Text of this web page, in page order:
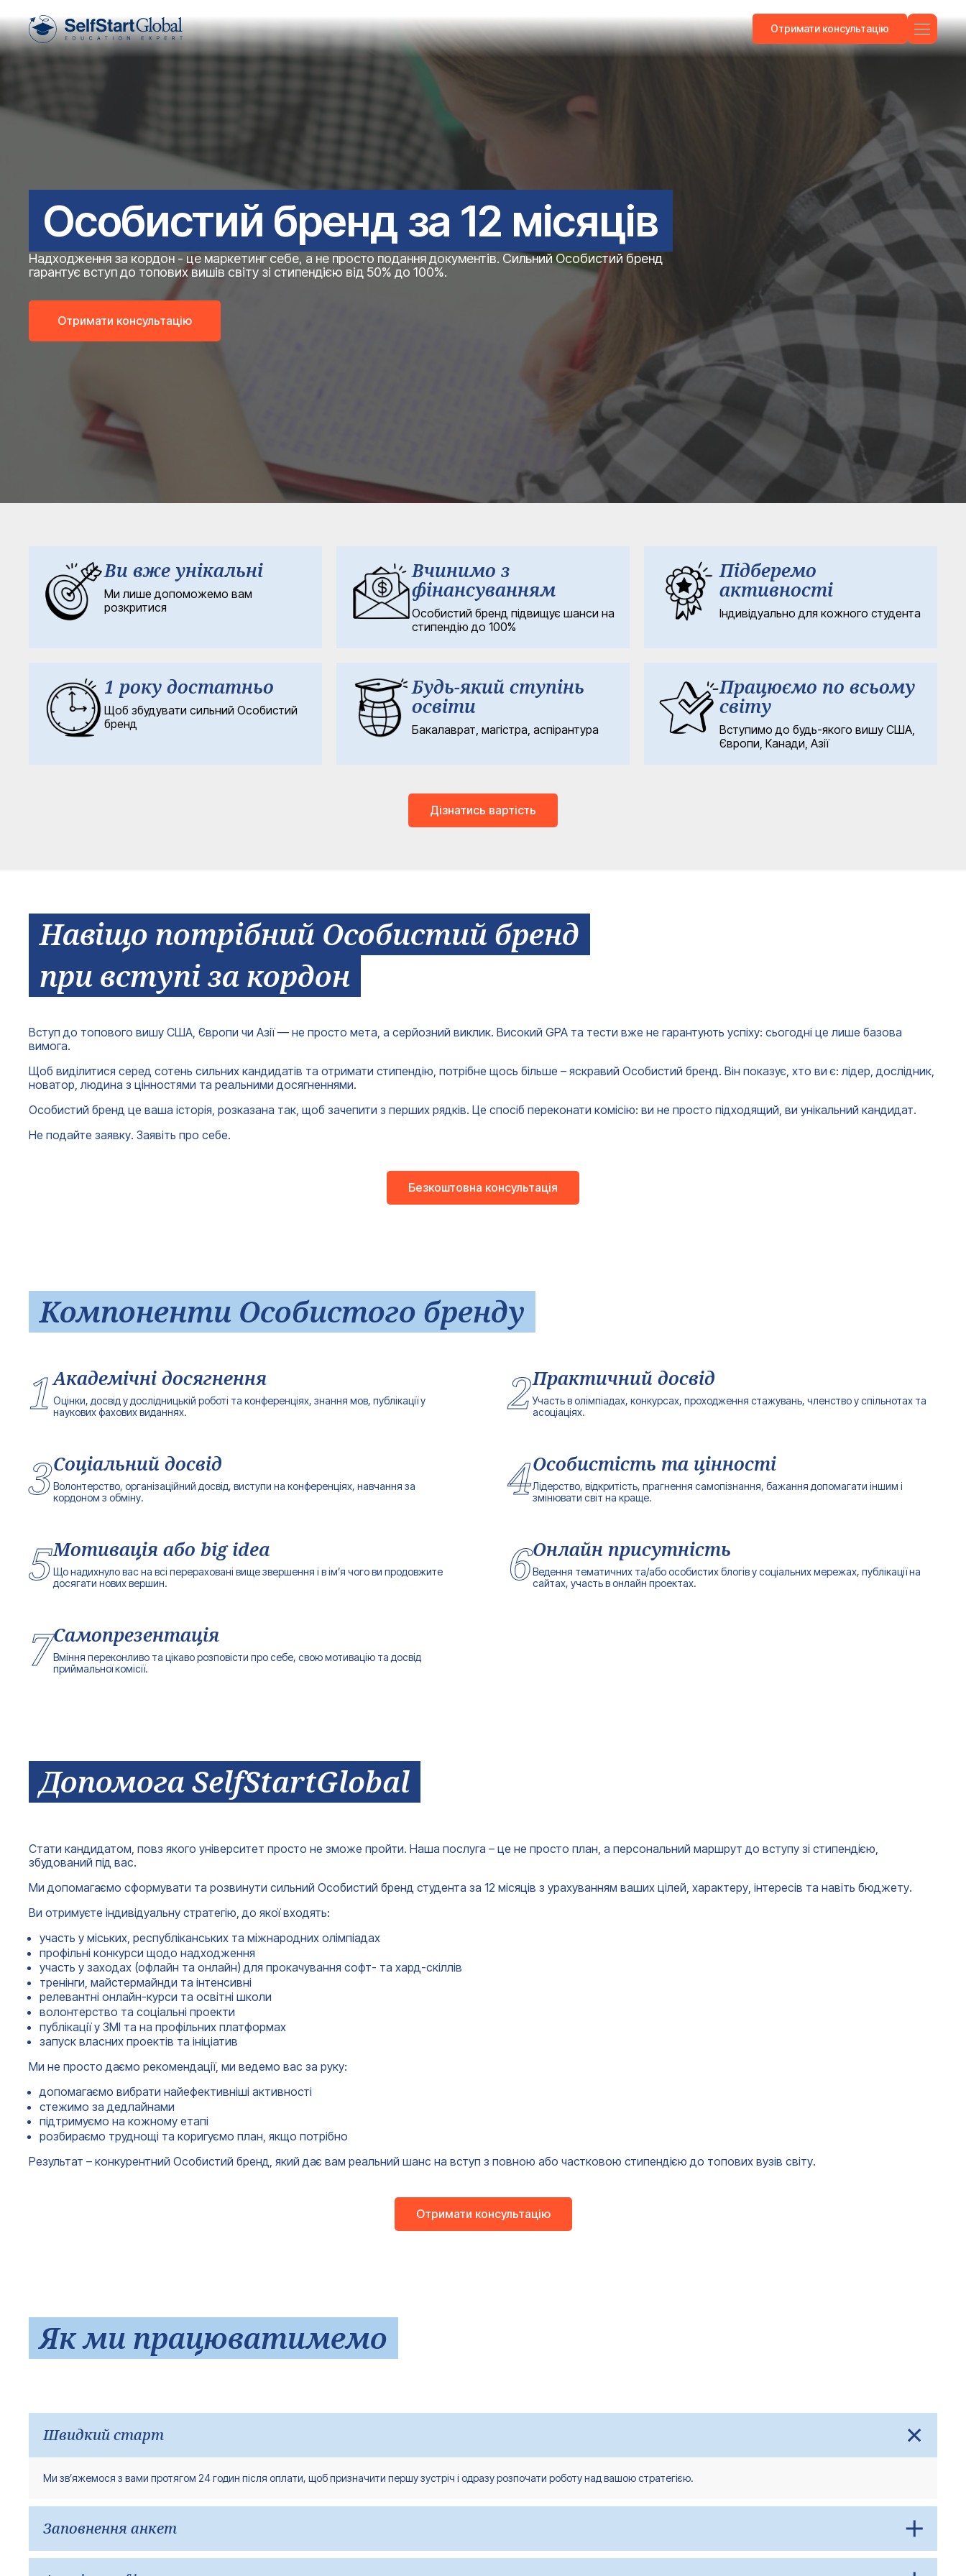
Отримати консультацію
Особистий бренд за 12 місяців
Надходження за кордон - це маркетинг себе, а не просто подання документів. Сильний Особистий бренд
гарантує вступ до топових вишів світу зі стипендією від 50% до 100%.
Отримати консультацію
Ви вже унікальні
Ми лише допоможемо вам
розкритися
Вчинимо з
фінансуванням
Особистий бренд підвищує шанси на
стипендію до 100%
Підберемо
активності
Індивідуально для кожного студента
1 року достатньо
Щоб збудувати сильний Особистий
бренд
Будь-який ступінь
освіти
Бакалаврат, магістра, аспірантура
Працюємо по всьому
світу
Вступимо до будь-якого вишу США,
Європи, Канади, Азії
Дізнатись вартість
Навіщо потрібний Особистий бренд
при вступі за кордон
Вступ до топового вишу США, Європи чи Азії — не просто мета, а серйозний виклик. Високий GPA та тести вже не гарантують успіху: сьогодні це лише базова
вимога.
Щоб виділитися серед сотень сильних кандидатів та отримати стипендію, потрібне щось більше – яскравий Особистий бренд. Він показує, хто ви є: лідер, дослідник,
новатор, людина з цінностями та реальними досягненнями.
Особистий бренд це ваша історія, розказана так, щоб зачепити з перших рядків. Це спосіб переконати комісію: ви не просто підходящий, ви унікальний кандидат.
Не подайте заявку. Заявіть про себе.
Безкоштовна консультація
Компоненти Особистого бренду
1Академічні досягнення
Оцінки, досвід у дослідницькій роботі та конференціях, знання мов, публікації у
наукових фахових виданнях.
2Практичний досвід
Участь в олімпіадах, конкурсах, проходження стажувань, членство у спільнотах та
асоціаціях.
3Соціальний досвід
Волонтерство, організаційний досвід, виступи на конференціях, навчання за
кордоном з обміну.
4Особистість та цінності
Лідерство, відкритість, прагнення самопізнання, бажання допомагати іншим і
змінювати світ на краще.
5Мотивація або big idea
Що надихнуло вас на всі перераховані вище звершення і в ім’я чого ви продовжите
досягати нових вершин.
6Онлайн присутність
Ведення тематичних та/або особистих блогів у соціальних мережах, публікації на
сайтах, участь в онлайн проектах.
7Самопрезентація
Вміння переконливо та цікаво розповісти про себе, свою мотивацію та досвід
приймальної комісії.
Допомога SelfStartGlobal
Стати кандидатом, повз якого університет просто не зможе пройти. Наша послуга – це не просто план, а персональний маршрут до вступу зі стипендією,
збудований під вас.
Ми допомагаємо сформувати та розвинути сильний Особистий бренд студента за 12 місяців з урахуванням ваших цілей, характеру, інтересів та навіть бюджету.
Ви отримуєте індивідуальну стратегію, до якої входять:
участь у міських, республіканських та міжнародних олімпіадах
профільні конкурси щодо надходження
участь у заходах (офлайн та онлайн) для прокачування софт- та хард-скіллів
тренінги, майстермайнди та інтенсивні
релевантні онлайн-курси та освітні школи
волонтерство та соціальні проекти
публікації у ЗМІ та на профільних платформах
запуск власних проектів та ініціатив
Ми не просто даємо рекомендації, ми ведемо вас за руку:
допомагаємо вибрати найефективніші активності
стежимо за дедлайнами
підтримуємо на кожному етапі
розбираємо труднощі та коригуємо план, якщо потрібно
Результат – конкурентний Особистий бренд, який дає вам реальний шанс на вступ з повною або частковою стипендією до топових вузів світу.
Отримати консультацію
Як ми працюватимемо
Швидкий старт
Ми зв’яжемося з вами протягом 24 годин після оплати, щоб призначити першу зустріч і одразу розпочати роботу над вашою стратегією.
Заповнення анкет
Ви заповнюєте докладні анкети, які допомагають експерту зрозуміти вашу особисту історію, мотивацію, досягнення та поточну «точку А» — тобто стартову позицію, від якої ми